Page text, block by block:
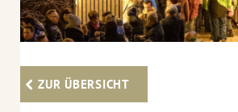
ZUR ÜBERSICHT